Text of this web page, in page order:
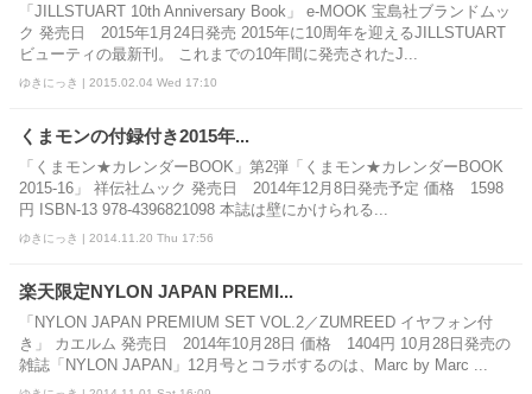
「JILLSTUART 10th Anniversary Book」 e-MOOK 宝島社ブランドムッ
ク 発売日 2015年1月24日発売 2015年に10周年を迎えるJILLSTUART
ビューティの最新刊。 これまでの10年間に発売されたJ...
ゆきにっき | 2015.02.04 Wed 17:10
くまモンの付録付き2015年...
「くまモン★カレンダーBOOK」第2弾「くまモン★カレンダーBOOK
2015-16」 祥伝社ムック 発売日 2014年12月8日発売予定 価格 1598
円 ISBN-13 978-4396821098 本誌は壁にかけられる...
ゆきにっき | 2014.11.20 Thu 17:56
楽天限定NYLON JAPAN PREMI...
「NYLON JAPAN PREMIUM SET VOL.2／ZUMREED イヤフォン付
き」 カエルム 発売日 2014年10月28日 価格 1404円 10月28日発売の
雑誌「NYLON JAPAN」12月号とコラボするのは、Marc by Marc ...